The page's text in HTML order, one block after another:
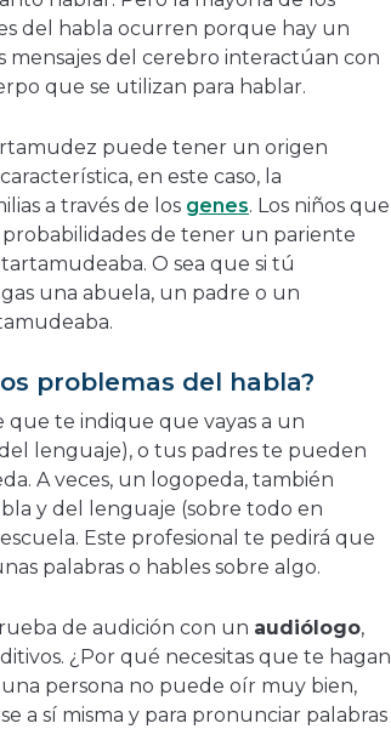
del habla ocurren porque hay un
del cerebro interactúan con
que se utilizan para hablar.
puede tener un origen
en este caso, la
a través de los genes. Los niños que
de tener un pariente
O sea que si tú
una abuela, un padre o un
problemas del habla?
que te indique que vayas a un
lenguaje), o tus padres te pueden
A veces, un logopeda, también
y del lenguaje (sobre todo en
Este profesional te pedirá que
palabras o hables sobre algo.
de audición con un audiólogo,
¿Por qué necesitas que te hagan
persona no puede oír muy bien,
a sí misma y para pronunciar palabras